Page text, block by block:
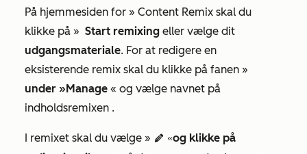
På hjemmesiden for » Content Remix skal du
klikke på » Start remixing eller vælge dit
udgangsmateriale. For at redigere en
eksisterende remix skal du klikke på fanen »
under »Manage « og vælge navnet på
indholdsremixen .
I remixet skal du vælge » editIcon «og klikke på